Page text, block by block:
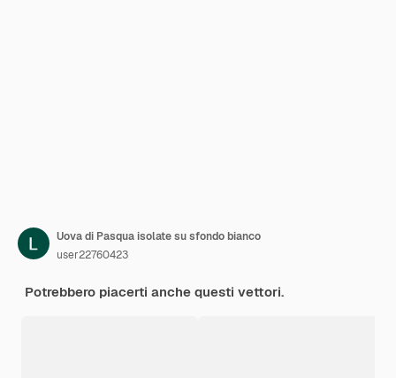
Uova di Pasqua isolate su sfondo bianco
user22760423
Potrebbero piacerti anche questi vettori.